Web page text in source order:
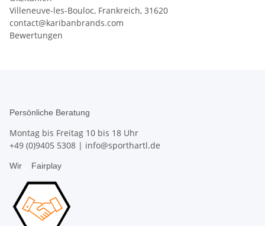
Villeneuve-les-Bouloc, Frankreich, 31620
contact@karibanbrands.com
Bewertungen
Persönliche Beratung
Montag bis Freitag 10 bis 18 Uhr
+49 (0)9405 5308 | info@sporthartl.de
Wir Fairplay